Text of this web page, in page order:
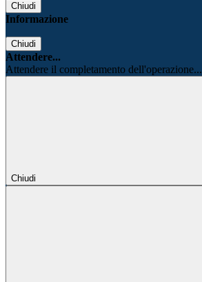
Chiudi
Informazione
Chiudi
Attendere...
Attendere il completamento dell'operazione...
Chiudi